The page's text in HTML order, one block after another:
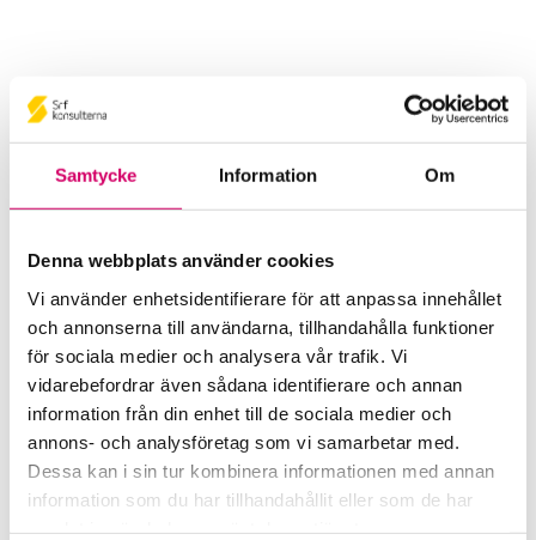
Samtycke Information Om
Denna webbplats använder cookies
Vi använder enhetsidentifierare för att anpassa innehållet
och annonserna till användarna, tillhandahålla funktioner
för sociala medier och analysera vår trafik. Vi
vidarebefordrar även sådana identifierare och annan
information från din enhet till de sociala medier och
annons- och analysföretag som vi samarbetar med.
Dessa kan i sin tur kombinera informationen med annan
information som du har tillhandahållit eller som de har
Företagarnas Revisionsbyrå i
Uppsala AB
Srf Auktoriserade konsulter
Auktoriserad Redovisningskonsult
Skicka e-post
018-15 21 90
Uppsala
Petra Eriksson
Auktoriserad Redovisningskonsult
Skicka e-post
018-15 21 90